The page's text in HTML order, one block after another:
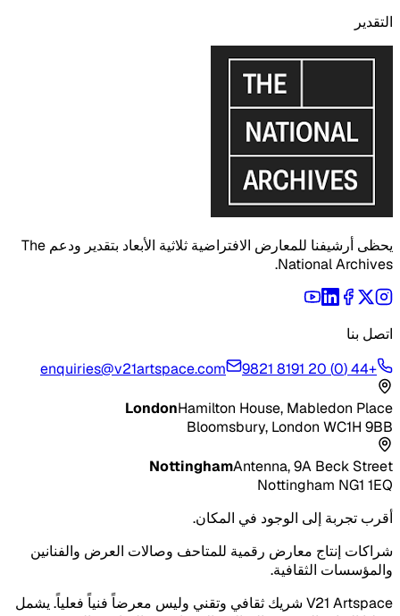
التقدير
يحظى أرشيفنا للمعارض الافتراضية ثلاثية الأبعاد بتقدير ودعم The
National Archives.
اتصل بنا
+44 (0) 20 8191 9821
enquiries@v21artspace.com
LondonHamilton House, Mabledon Place
Bloomsbury, London WC1H 9BB
NottinghamAntenna, 9A Beck Street
Nottingham NG1 1EQ
أقرب تجربة إلى الوجود في المكان.
شراكات إنتاج معارض رقمية للمتاحف وصالات العرض والفنانين
والمؤسسات الثقافية.
V21 Artspace شريك ثقافي وتقني وليس معرضاً فنياً فعلياً. يشمل